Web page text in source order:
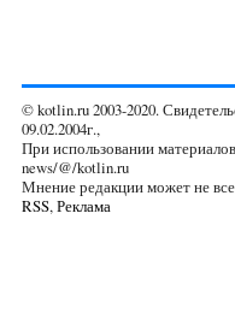
© kotlin.ru 2003-2020.
09.02.2004г.,
При использовании материалов
news/@/kotlin.ru
Мнение редакции может не
RSS,Реклама